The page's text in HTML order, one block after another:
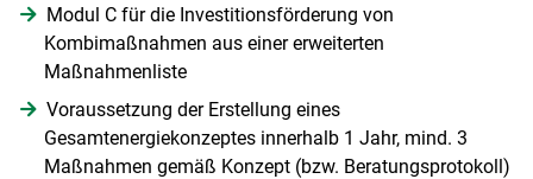
Modul C für die Investitionsförderung von
Kombimaßnahmen aus einer erweiterten
Maßnahmenliste
Voraussetzung der Erstellung eines
Gesamtenergiekonzeptes innerhalb 1 Jahr, mind. 3
Maßnahmen gemäß Konzept (bzw. Beratungsprotokoll)